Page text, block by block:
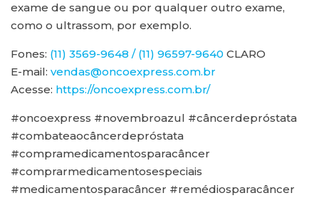
exame de sangue ou por qualquer outro exame,
como o ultrassom, por exemplo.
Fones: (11) 3569-9648 / (11) 96597-9640 CLARO
E-mail: vendas@oncoexpress.com.br
Acesse: https://oncoexpress.com.br/
#oncoexpress #novembroazul #câncerdepróstata
#combateaocâncerdepróstata
#compramedicamentosparacâncer
#comprarmedicamentosespeciais
#medicamentosparacâncer #remédiosparacâncer